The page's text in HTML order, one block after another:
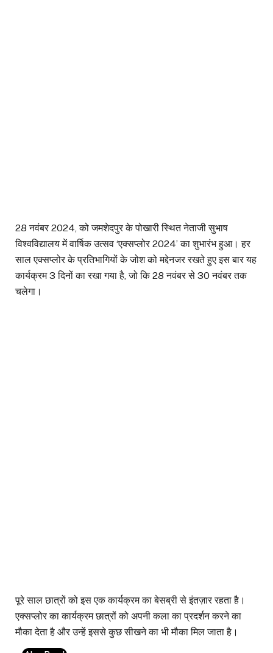
28 नवंबर 2024, को जमशेदपुर के पोखारी स्थित नेताजी सुभाष
विश्वविद्यालय में वार्षिक उत्सव ‘एक्सप्लोर 2024’ का शुभारंभ हुआ। हर
साल एक्सप्लोर के प्रतिभागियों के जोश को मद्देनजर रखते हुए इस बार यह
कार्यक्रम 3 दिनों का रखा गया है, जो कि 28 नवंबर से 30 नवंबर तक
चलेगा।
पूरे साल छात्रों को इस एक कार्यक्रम का बेसब्री से इंतज़ार रहता है।
एक्सप्लोर का कार्यक्रम छात्रों को अपनी कला का प्रदर्शन करने का
मौका देता है और उन्हें इससे कुछ सीखने का भी मौका मिल जाता है।